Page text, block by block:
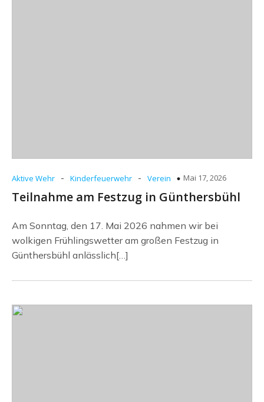
Aktive Wehr - Kinderfeuerwehr - Verein Mai 17, 2026
Teilnahme am Festzug in Günthersbühl
Am Sonntag, den 17. Mai 2026 nahmen wir bei
wolkigen Frühlingswetter am großen Festzug in
Günthersbühl anlässlich[…]